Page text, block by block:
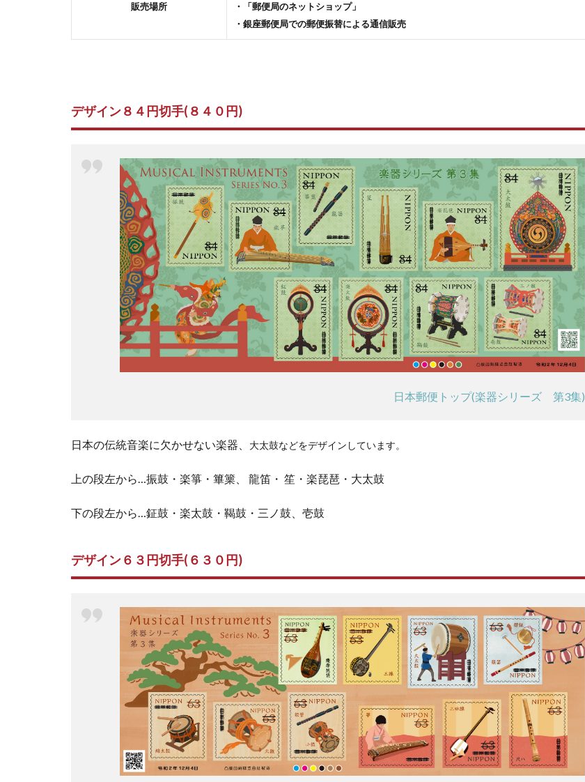
販売場所
・「郵便局のネットショップ」
・銀座郵便局での郵便振替による通信販売
デザイン８４円切手(８４０円)
日本郵便トップ(楽器シリーズ 第3集)
日本の伝統音楽に欠かせない楽器、 大太鼓などをデザインしています。
上の段左から…振鼓・楽箏・篳篥、 龍笛・ 笙・楽琵琶・大太鼓
下の段左から…鉦鼓・楽太鼓・鞨鼓・三ノ鼓、壱鼓
デザイン６３円切手(６３０円)